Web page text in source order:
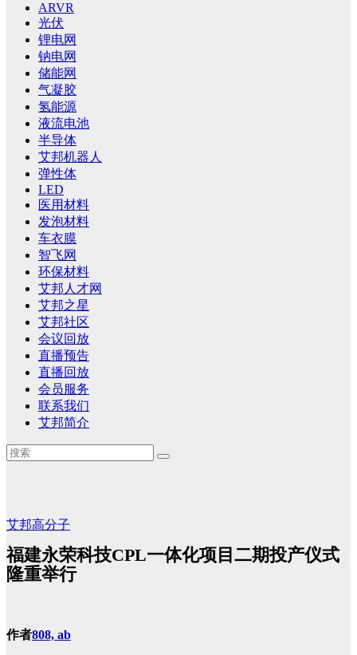
ARVR
光伏
锂电网
钠电网
储能网
气凝胶
氢能源
液流电池
半导体
艾邦机器人
弹性体
LED
医用材料
发泡材料
车衣膜
智飞网
环保材料
艾邦人才网
艾邦之星
艾邦社区
会议回放
直播预告
直播回放
会员服务
联系我们
艾邦简介
艾邦高分子
福建永荣科技CPL一体化项目二期投产仪式
隆重举行
作者808, ab